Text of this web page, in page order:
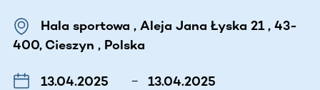
Hala sportowa , Aleja Jana Łyska 21 , 43-
400, Cieszyn , Polska
13.04.2025 – 13.04.2025